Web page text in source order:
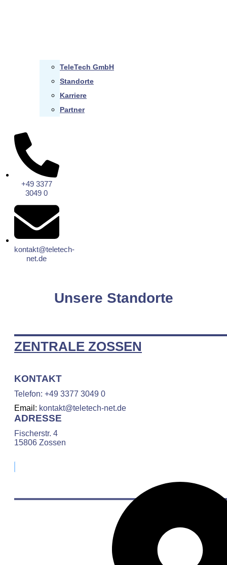
TeleTech GmbH
Standorte
Karriere
Partner
+49 3377
3049 0
kontakt@teletech-
net.de
Unsere Standorte
ZENTRALE ZOSSEN
KONTAKT
Telefon: +49 3377 3049 0
Email : kontakt@teletech-net.de
ADRESSE
Fischerstr. 4
15806 Zossen